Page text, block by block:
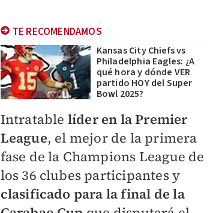
TE RECOMENDAMOS
Kansas City Chiefs vs
Philadelphia Eagles: ¿A
qué hora y dónde VER
partido HOY del Super
Bowl 2025?
Intratable líder en la Premier
League, el mejor de la primera
fase de la Champions League de
los 36 clubes participantes y
clasificado para la final de la